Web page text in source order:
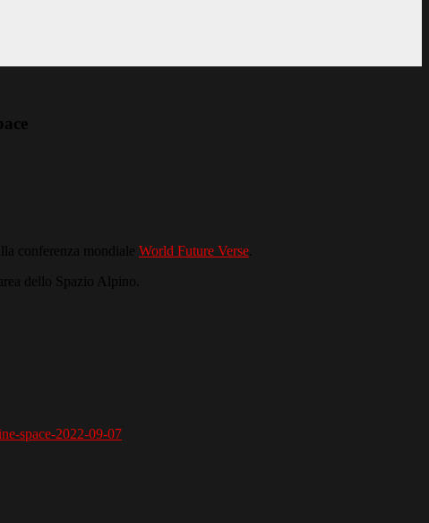
conferenza mondiale World Future Verse
dello Spazio Alpino.
space-2022-09-07